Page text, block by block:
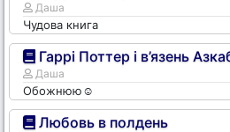
Даша
Чудова книга
Гаррі Поттер і в’язень
Даша
Обожнюю☺️
Любовь в полдень